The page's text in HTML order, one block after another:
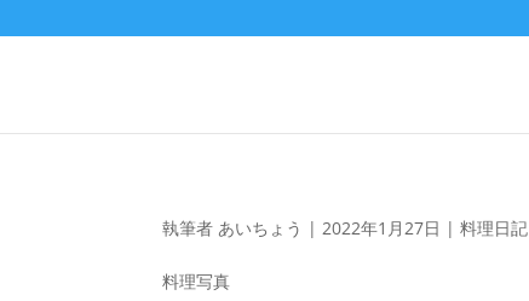
執筆者 あいちょう |2022年1月27日 |料理日記
料理写真